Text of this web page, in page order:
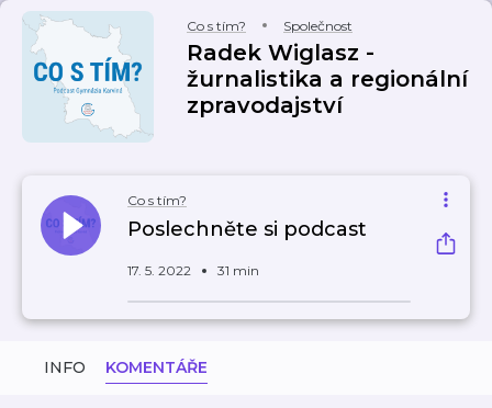
Co s tím? Společnost
Radek Wiglasz -
žurnalistika a regionální
zpravodajství
Co s tím?
Poslechněte si podcast
17. 5. 2022 31 min
INFO KOMENTÁŘE